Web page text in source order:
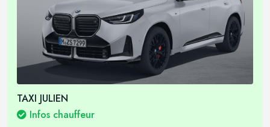
TAXI JULIEN
Infos chauffeur